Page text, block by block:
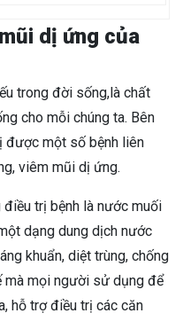
dị ứng của
trong đời sống,là chất
cho mỗi chúng ta. Bên
được một số bệnh liên
viêm mũi dị ứng.
trị bệnh là nước muối
dạng dung dịch nước
khuẩn, diệt trùng, chống
mà mọi người sử dụng để
hỗ trợ điều trị các căn